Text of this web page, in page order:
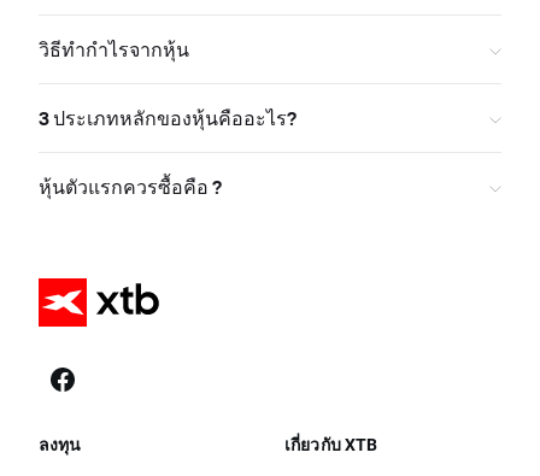
วิธีทำกำไรจากหุ้น
3 ประเภทหลักของหุ้นคืออะไร?
หุ้นตัวแรกควรซื้อคือ ?
ลงทุน เกี่ยวกับ XTB